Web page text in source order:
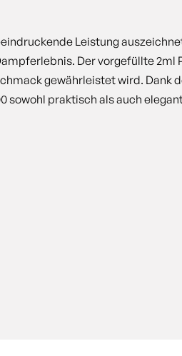
Leistung
Der vorgefüllte 2ml
gewährleistet wird. Dank
sowohl praktisch als auch